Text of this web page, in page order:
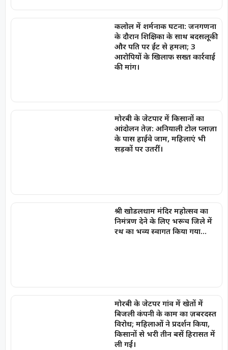
कलोल में शर्मनाक घटना: जनगणना
के दौरान शिक्षिका के साथ बदसलूकी
और पति पर ईंट से हमला; 3
आरोपियों के खिलाफ सख्त कार्रवाई
की मांग।
मोरबी के जेटपार में किसानों का
आंदोलन तेज़: अनियाली टोल प्लाज़ा
के पास हाईवे जाम, महिलाएं भी
सड़कों पर उतरीं।
श्री खोडलधाम मंदिर महोत्सव का
निमंत्रण देने के लिए भरूच जिले में
रथ का भव्य स्वागत किया गया…
मोरबी के जेटपर गांव में खेतों में
बिजली कंपनी के काम का ज़बरदस्त
विरोध; महिलाओं ने प्रदर्शन किया,
किसानों से भरी तीन बसें हिरासत में
ली गईं।